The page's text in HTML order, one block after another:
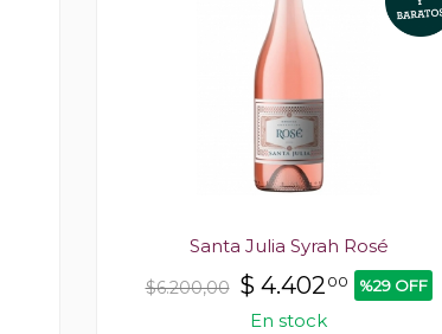
Santa Julia Syrah Rosé
$6.200,00 $ 4.402 00 %29 OFF
En stock